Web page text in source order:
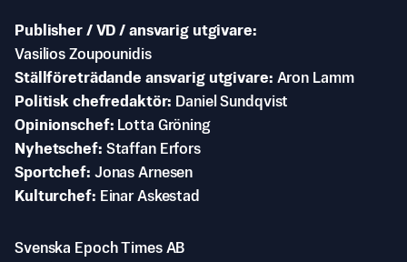
Publisher / VD / ansvarig utgivare
Vasilios Zoupounidis
Ställföreträdande ansvarig utgivare Aron Lamm
Politisk chefredaktör
Daniel Sundqvist
Opinionschef
Lotta Gröning
Nyhetschef Staffan Erfors
Sportchef Jonas Arnesen
Kulturchef
Einar Askestad
Svenska Epoch Times AB